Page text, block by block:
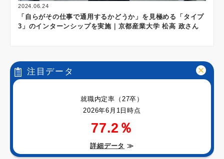
2024.06.24
「自らがその仕事で通用するかどうか」を見極める「タイプ
3」のインターンシップを実施｜京都産業大学 松高 政さん
注目データ
就職内定率（27卒）
2026年6月1日時点
77.2％
詳細データ ≫